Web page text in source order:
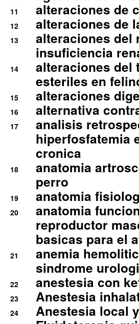
11 alteraciones de
12 alteraciones de
13
alteraciones del
insuficiencia
14
alteraciones
esteriles en
15 alteraciones
16 alternativa
17
analisis
hiperfosfatemia
cronica
18
anatomia
perro
19 anatomia
20
anatomia
reproductor
basicas para el
21
anemia
sindrome
22 anestesia con
23 Anestesia
24 Anestesia local